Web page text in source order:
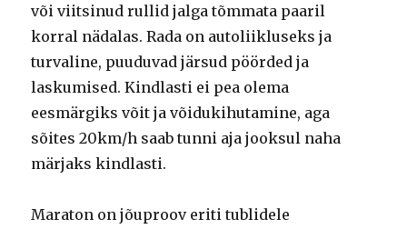
või viitsinud rullid jalga tõmmata paaril
korral nädalas. Rada on autoliikluseks ja
turvaline, puuduvad järsud pöörded ja
laskumised. Kindlasti ei pea olema
eesmärgiks võit ja võidukihutamine, aga
sõites 20km/h saab tunni aja jooksul naha
märjaks kindlasti.
Maraton on jõuproov eriti tublidele